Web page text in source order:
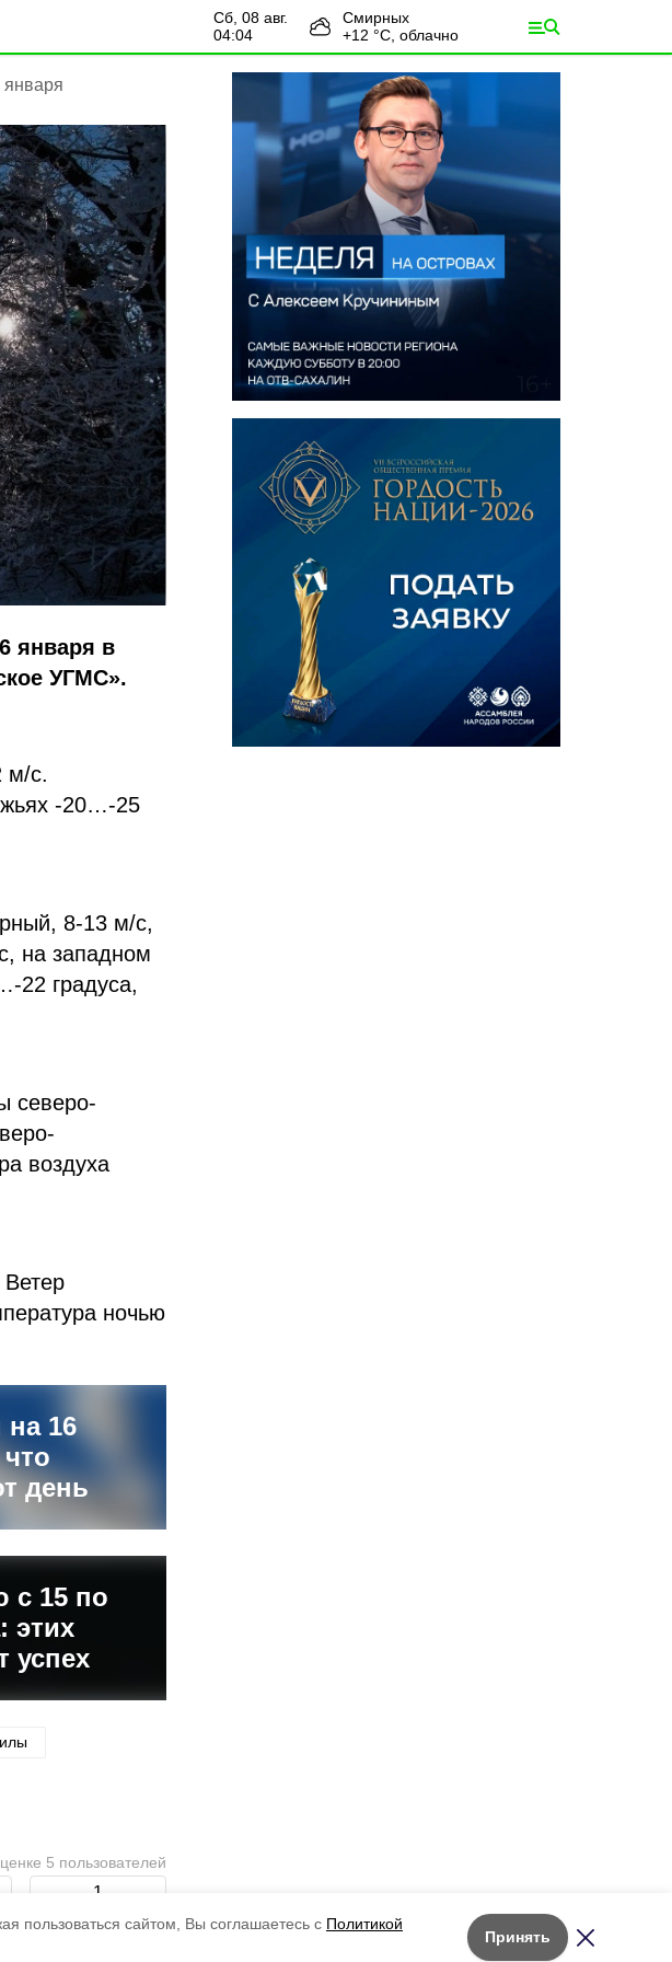
пользоваться сайтом, Вы соглашаетесь с Политикой
Принять
сб, 08 авг.
04:04
Смирных
+12 °С, облачно
Лента новостей
января
января в
УГМС».
м/с.
-20…-25
8-13 м/с,
на западном
22 градуса,
северо-
воздуха
ночью
16
день
с 15 по
этих
успех
5 пользователей
1